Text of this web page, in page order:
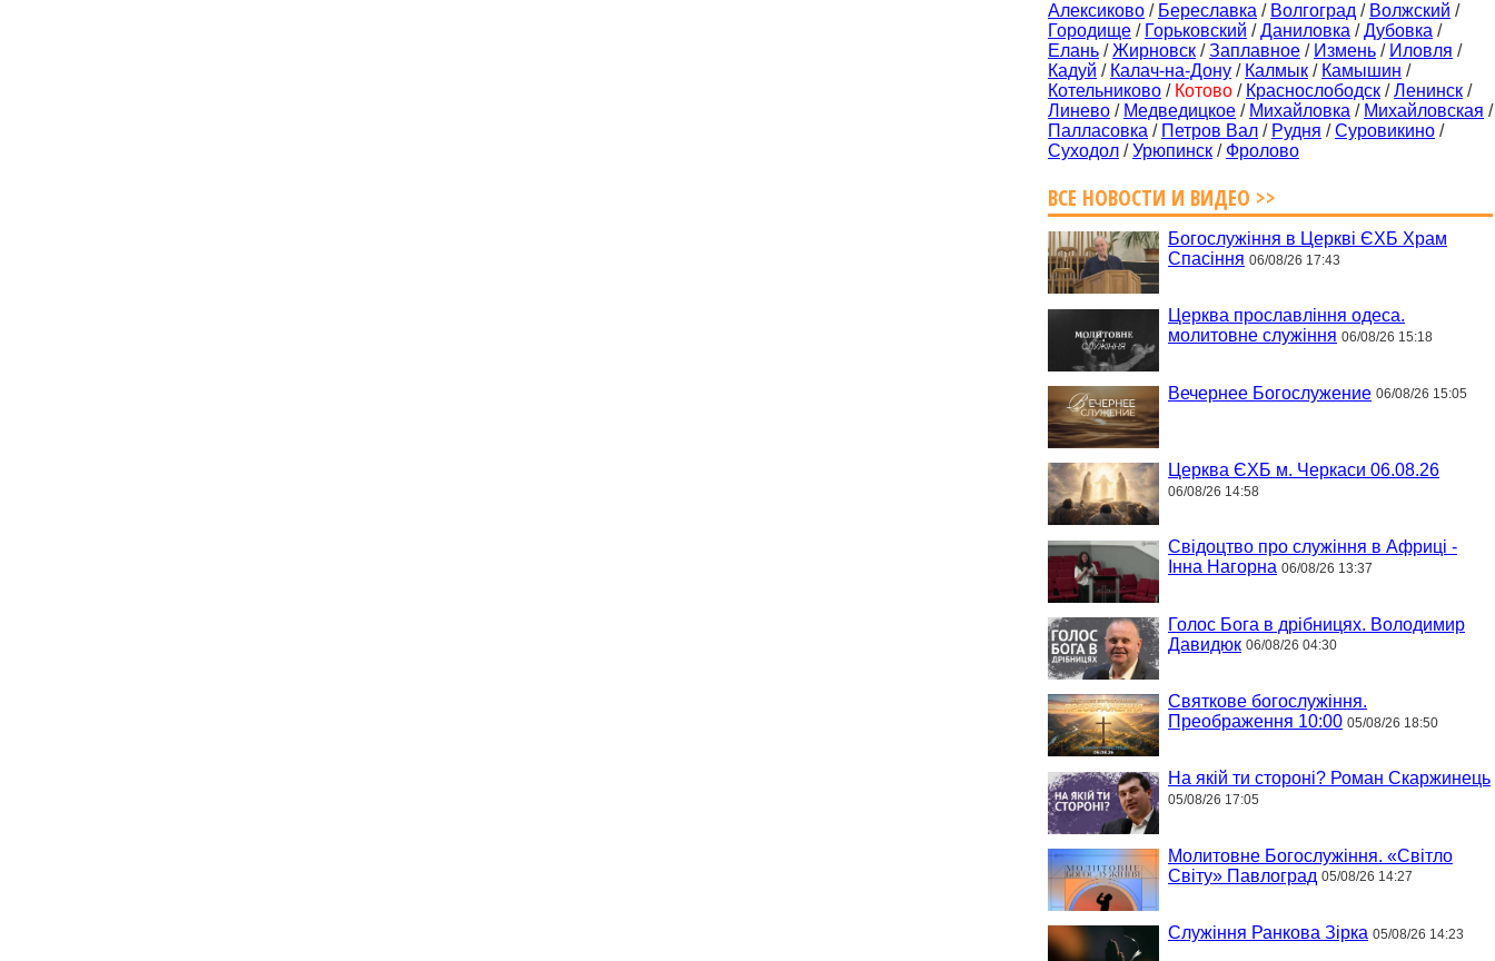
Алексиково / Береславка / Волгоград / Волжский /
Городище / Горьковский /Даниловка /Дубовка /
Елань /Жирновск /Заплавное / Измень / Иловля /
Кадуй / Калач-на-Дону / Калмык / Камышин /
Котельниково / Котово / Краснослободск /Ленинск /
Линево / Медведицкое / Михайловка / Михайловская /
Палласовка / Петров Вал / Рудня /Суровикино /
Суходол /Урюпинск / Фролово
ВСЕ НОВОСТИ И ВИДЕО >>
Богослужіння в Церкві ЄХБ Храм
Спасіння 06/08/26 17:43
Церква прославління одеса.
молитовне служіння 06/08/26 15:18
Вечернее Богослужение 06/08/26 15:05
Церква ЄХБ м. Черкаси 06.08.26
06/08/26 14:58
Свідоцтво про служіння в Африці -
Інна Нагорна 06/08/26 13:37
Голос Бога в дрібницях. Володимир
Давидюк 06/08/26 04:30
Святкове богослужіння.
Преображення 10:00 05/08/26 18:50
На якій ти стороні? Роман Скаржинець
05/08/26 17:05
Молитовне Богослужіння. «Світло
Світу» Павлоград 05/08/26 14:27
Служіння Ранкова Зірка 05/08/26 14:23